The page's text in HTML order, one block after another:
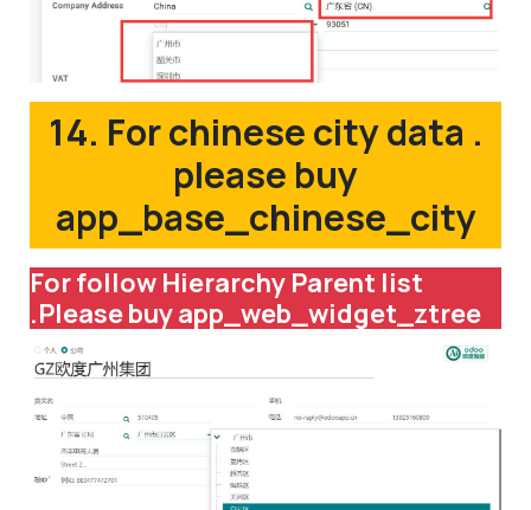
14. For chinese city data .
please buy
app_base_chinese_city
For follow Hierarchy Parent list
.Please buy app_web_widget_ztree